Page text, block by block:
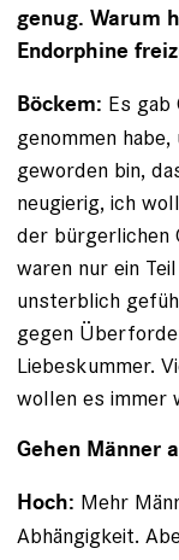
genug. Warum
Endorphine
Böckem: Es gab
genommen
geworden bin,
neugierig, ich
der bürgerlichen
waren nur ein
unsterblich
gegen
Liebeskummer.
wollen es immer
Gehen Männer
Hoch: Mehr
Abhängigkeit.